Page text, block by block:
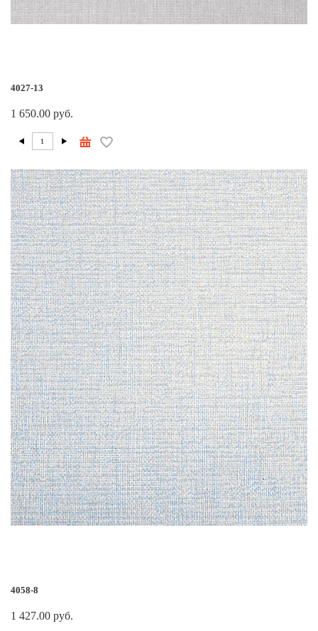
4027-13
1 650.00 руб.
4058-8
1 427.00 руб.